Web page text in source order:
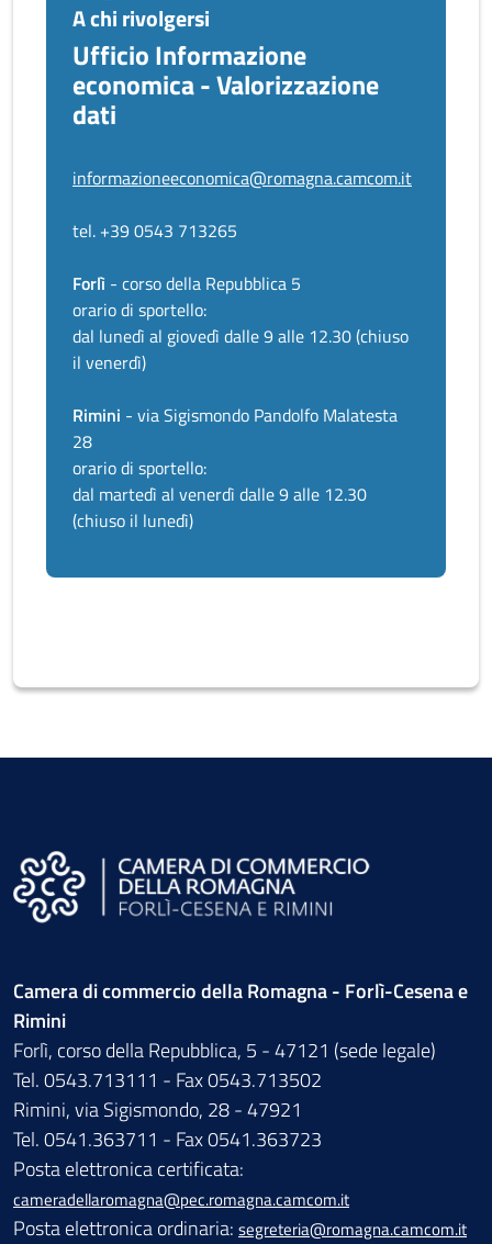
A chi rivolgersi
Ufficio Informazione
economica - Valorizzazione
dati
informazioneeconomica@romagna.camcom.it
tel. +39 0543 713265
Forlì - corso della Repubblica 5
orario di sportello:
dal lunedì al giovedì dalle 9 alle 12.30 (chiuso
il venerdì)
Rimini - via Sigismondo Pandolfo Malatesta
28
orario di sportello:
dal martedì al venerdì dalle 9 alle 12.30
(chiuso il lunedì)
Camera di commercio della Romagna - Forlì-Cesena e
Rimini
Forlì, corso della Repubblica, 5 - 47121 (sede legale)
Tel. 0543.713111 - Fax 0543.713502
Rimini, via Sigismondo, 28 - 47921
Tel. 0541.363711 - Fax 0541.363723
Posta elettronica certificata:
cameradellaromagna@pec.romagna.camcom.it
Posta elettronica ordinaria: segreteria@romagna.camcom.it